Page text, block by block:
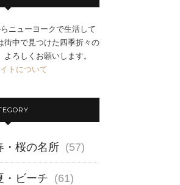
ニューヨークで生活して
街中で見つけた四季折々の
ろしくお願いします。
トについて
・桜の名所 (57)
・ビーチ (61)